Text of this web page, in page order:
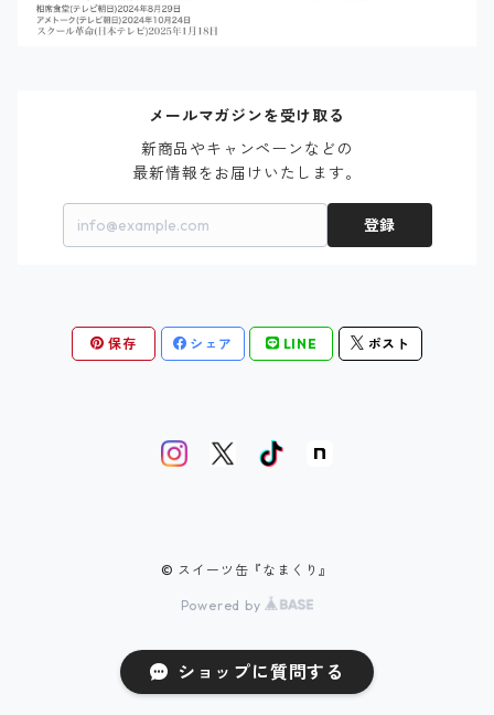
メールマガジンを受け取る
新商品やキャンペーンなどの
最新情報をお届けいたします。
登録
保存 シェア LINE ポスト
© スイーツ缶『なまくり』
Powered by
ショップに質問する